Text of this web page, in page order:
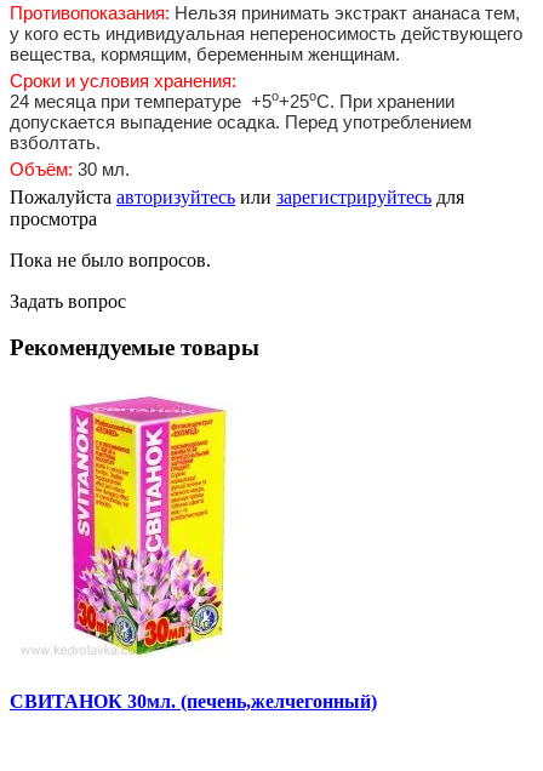
Противопоказания: Нельзя принимать экстракт ананаса тем,
у кого есть индивидуальная непереносимость действующего
вещества, кормящим, беременным женщинам.
Сроки и условия хранения:
24 месяца при температуре +5о+25оС. При хранении
допускается выпадение осадка. Перед употреблением
взболтать.
Объём: 30 мл.
Пожалуйста авторизуйтесь или зарегистрируйтесь для
просмотра
Пока не было вопросов.
Задать вопрос
Рекомендуемые товары
СВИТАНОК 30мл. (печень,желчегонный)